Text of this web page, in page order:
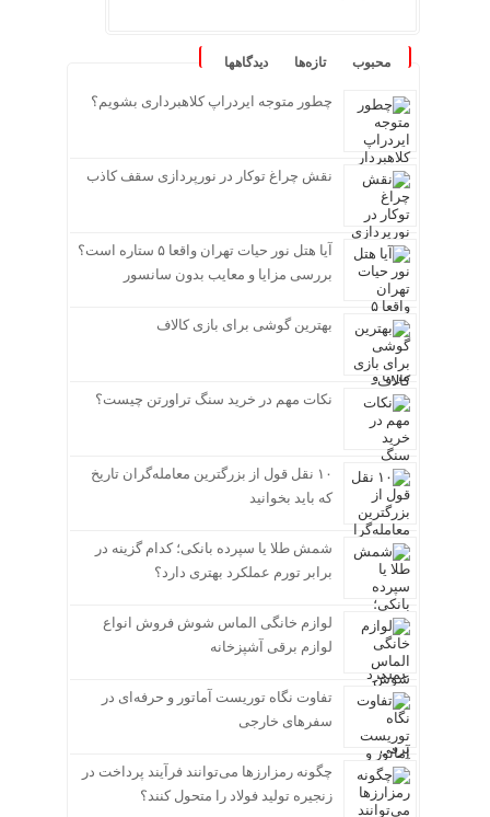
محبوب تازه‌ها دیدگاهها
چطور متوجه ایردراپ کلاهبرداری بشویم؟
نقش چراغ توکار در نورپردازی سقف کاذب
آیا هتل نور حیات تهران واقعا ۵ ستاره است؟
بررسی مزایا و معایب بدون سانسور
بهترین گوشی برای بازی کالاف
نکات مهم در خرید سنگ تراورتن چیست؟
۱۰ نقل قول از بزرگترین معامله‌گران تاریخ
که باید بخوانید
شمش طلا یا سپرده بانکی؛ کدام گزینه در
برابر تورم عملکرد بهتری دارد؟
لوازم خانگی الماس شوش فروش انواع
لوازم برقی آشپزخانه
تفاوت نگاه توریست آماتور و حرفه‌ای در
سفرهای خارجی
چگونه رمزارزها می‌توانند فرآیند پرداخت در
زنجیره تولید فولاد را متحول کنند؟